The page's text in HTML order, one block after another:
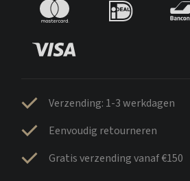
Verzending: 1-3 werkdagen
Eenvoudig retourneren
Gratis verzending vanaf €150